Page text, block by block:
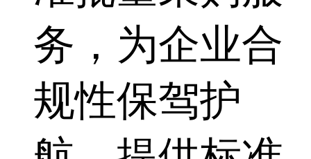
务，为企业合
规性保驾护